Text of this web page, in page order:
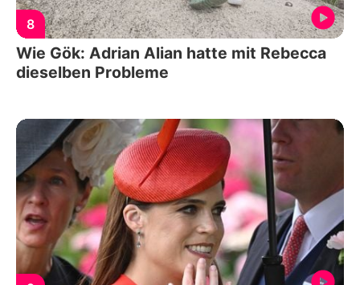
8
Wie Gök: Adrian Alian hatte mit Rebecca
dieselben Probleme